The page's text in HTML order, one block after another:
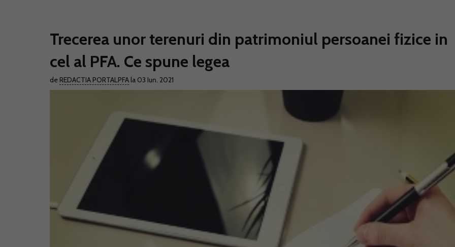
Trecerea unor terenuri din patrimoniul persoanei fizice in
cel al PFA. Ce spune legea
de REDACTIA PORTALPFA la 03 Iun. 2021